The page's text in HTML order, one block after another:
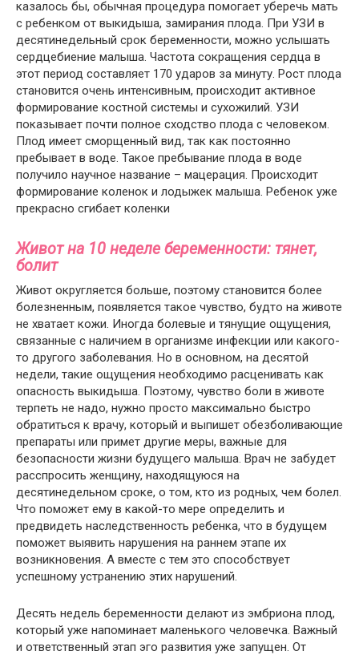
казалось бы, обычная процедура помогает уберечь мать
с ребенком от выкидыша, замирания плода. При УЗИ в
десятинедельный срок беременности, можно услышать
сердцебиение малыша. Частота сокращения сердца в
этот период составляет 170 ударов за минуту. Рост плода
становится очень интенсивным, происходит активное
формирование костной системы и сухожилий. УЗИ
показывает почти полное сходство плода с человеком.
Плод имеет сморщенный вид, так как постоянно
пребывает в воде. Такое пребывание плода в воде
получило научное название – мацерация. Происходит
формирование коленок и лодыжек малыша. Ребенок уже
прекрасно сгибает коленки
Живот на 10 неделе беременности: тянет,
болит
Живот округляется больше, поэтому становится более
болезненным, появляется такое чувство, будто на животе
не хватает кожи. Иногда болевые и тянущие ощущения,
связанные с наличием в организме инфекции или какого-
то другого заболевания. Но в основном, на десятой
недели, такие ощущения необходимо расценивать как
опасность выкидыша. Поэтому, чувство боли в животе
терпеть не надо, нужно просто максимально быстро
обратиться к врачу, который и выпишет обезболивающие
препараты или примет другие меры, важные для
безопасности жизни будущего малыша. Врач не забудет
расспросить женщину, находящуюся на
десятинедельном сроке, о том, кто из родных, чем болел.
Что поможет ему в какой-то мере определить и
предвидеть наследственность ребенка, что в будущем
поможет выявить нарушения на раннем этапе их
возникновения. А вместе с тем это способствует
успешному устранению этих нарушений.
Десять недель беременности делают из эмбриона плод,
который уже напоминает маленького человечка. Важный
и ответственный этап эго развития уже запущен. От